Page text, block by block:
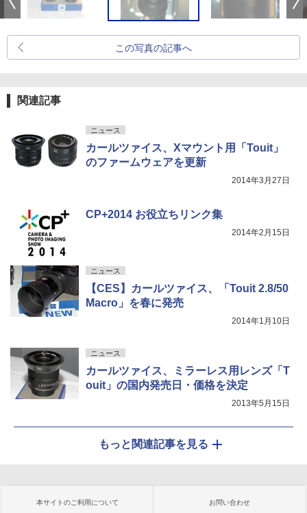
この写真の記事へ
関連記事
ニュース
カールツァイス、Xマウント用「Touit」
のファームウェアを更新
2014年3月27日
CP+2014 お役立ちリンク集
2014年2月15日
ニュース
【CES】カールツァイス、「Touit 2.8/50
Macro」を春に発売
2014年1月10日
ニュース
カールツァイス、ミラーレス用レンズ「T
ouit」の国内発売日・価格を決定
2013年5月15日
もっと関連記事を見る
本サイトのご利用について お問い合わせ